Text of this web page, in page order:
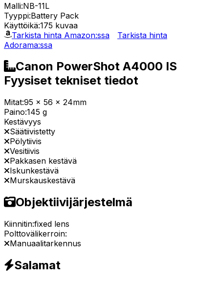
Malli:NB-11L
Tyyppi:Battery Pack
Käyttöikä:175 kuvaa
Tarkista hinta Amazon:ssa
Tarkista hinta
Adorama:ssa
Canon PowerShot A4000 IS
Fyysiset tekniset tiedot
Mitat:95 x 56 x 24mm
Paino:145 g
Kestävyys
Säätiivistetty
Pölytiivis
Vesitiivis
Pakkasen kestävä
Iskunkestävä
Murskauskestävä
Objektiivijärjestelmä
Kiinnitin:fixed lens
Polttovälikerroin:
Manuaalitarkennus
Salamat